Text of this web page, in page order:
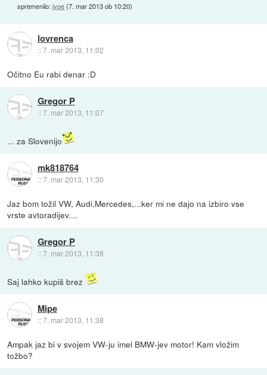
spremenilo:jype(7. mar 2013 ob 10:20)
lovrenca
::7. mar 2013, 11:02
Očitno Eu rabi denar :D
Gregor P
::7. mar 2013, 11:07
... za Slovenijo
mk818764
::7. mar 2013, 11:30
Jaz bom tožil VW, Audi,Mercedes,...ker mi ne dajo na izbiro vse
vrste avtoradijev....
Gregor P
::7. mar 2013, 11:38
Saj lahko kupiš brez
Mipe
::7. mar 2013, 11:38
Ampak jaz bi v svojem VW-ju imel BMW-jev motor! Kam vložim
tožbo?